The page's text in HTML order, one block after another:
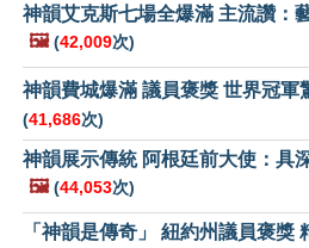
神韻艾克斯七場全爆滿 主流讚：
🖼️ (42,009次)
神韻費城爆滿 議員褒獎 世界冠軍
(41,686次)
神韻展示傳統 阿根廷前大使：具
🖼️ (44,053次)
「神韻是傳奇」 紐約州議員褒獎